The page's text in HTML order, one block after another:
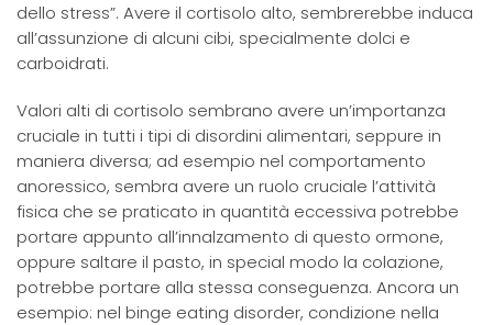
dello stress”. Avere il cortisolo alto, sembrerebbe induca
all’assunzione di alcuni cibi, specialmente dolci e
carboidrati.
Valori alti di cortisolo sembrano avere un’importanza
cruciale in tutti i tipi di disordini alimentari, seppure in
maniera diversa; ad esempio nel comportamento
anoressico, sembra avere un ruolo cruciale l’attività
fisica che se praticato in quantità eccessiva potrebbe
portare appunto all’innalzamento di questo ormone,
oppure saltare il pasto, in special modo la colazione,
potrebbe portare alla stessa conseguenza. Ancora un
esempio: nel binge eating disorder, condizione nella